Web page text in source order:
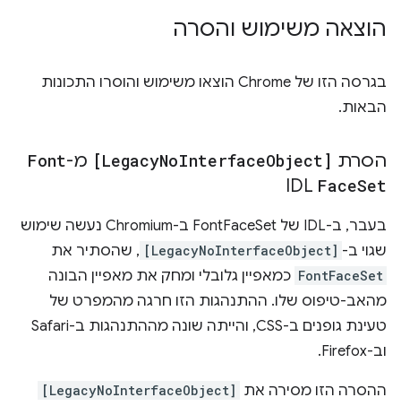
הוצאה משימוש והסרה
בגרסה הזו של Chrome הוצאו משימוש והוסרו התכונות
הבאות.
הסרת [LegacyNoInterfaceObject] מ-Font
FaceSet
בעבר, ב-IDL של FontFaceSet ב-Chromium נעשה שימוש
שגוי ב- [LegacyNoInterfaceObject] , שהסתיר את
FontFaceSet כמאפיין גלובלי ומחק את מאפיין הבונה
מהאב-טיפוס שלו. ההתנהגות הזו חרגה מהמפרט של
טעינת גופנים ב-CSS, והייתה שונה מההתנהגות ב-Safari
וב-Firefox.
ההסרה הזו מסירה את [LegacyNoInterfaceObject]